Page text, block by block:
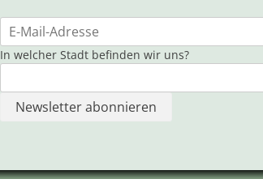
In welcher Stadt befinden wir uns?